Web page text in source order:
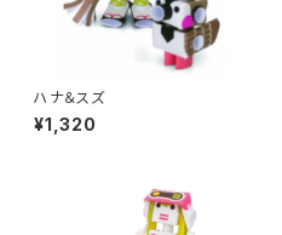
ハナ＆スズ
¥1,320